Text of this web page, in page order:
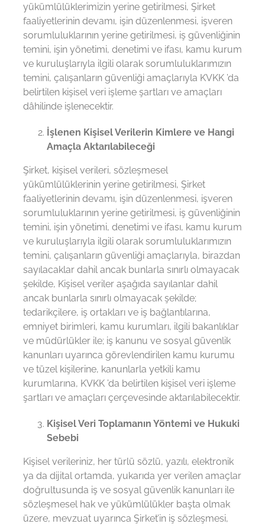
yükümlülüklerimizin yerine getirilmesi, Şirket
faaliyetlerinin devamı, işin düzenlenmesi, işveren
sorumluluklarının yerine getirilmesi, iş güvenliğinin
temini, işin yönetimi, denetimi ve ifası, kamu kurum
ve kuruluşlarıyla ilgili olarak sorumluluklarımızın
temini, çalışanların güvenliği amaçlarıyla KVKK ’da
belirtilen kişisel veri işleme şartları ve amaçları
dâhilinde işlenecektir.
İşlenen Kişisel Verilerin Kimlere ve Hangi
Amaçla Aktarılabileceği
Şirket, kişisel verileri, sözleşmesel
yükümlülüklerinin yerine getirilmesi, Şirket
faaliyetlerinin devamı, işin düzenlenmesi, işveren
sorumluluklarının yerine getirilmesi, iş güvenliğinin
temini, işin yönetimi, denetimi ve ifası, kamu kurum
ve kuruluşlarıyla ilgili olarak sorumluluklarımızın
temini, çalışanların güvenliği amaçlarıyla, birazdan
sayılacaklar dahil ancak bunlarla sınırlı olmayacak
şekilde, Kişisel veriler aşağıda sayılanlar dahil
ancak bunlarla sınırlı olmayacak şekilde;
tedarikçilere, iş ortakları ve iş bağlantılarına,
emniyet birimleri, kamu kurumları, ilgili bakanlıklar
ve müdürlükler ile; iş kanunu ve sosyal güvenlik
kanunları uyarınca görevlendirilen kamu kurumu
ve tüzel kişilerine, kanunlarla yetkili kamu
kurumlarına, KVKK ’da belirtilen kişisel veri işleme
şartları ve amaçları çerçevesinde aktarılabilecektir.
Kişisel Veri Toplamanın Yöntemi ve Hukuki
Sebebi
Kişisel verileriniz, her türlü sözlü, yazılı, elektronik
ya da dijital ortamda, yukarıda yer verilen amaçlar
doğrultusunda iş ve sosyal güvenlik kanunları ile
sözleşmesel hak ve yükümlülükler başta olmak
üzere, mevzuat uyarınca Şirket’in iş sözleşmesi,